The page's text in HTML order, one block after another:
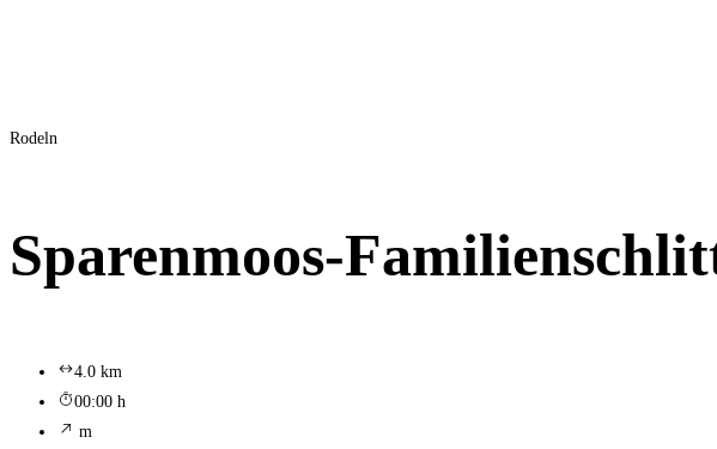
Rodeln
Sparenmoos-
4.0 km
00:00 h
m